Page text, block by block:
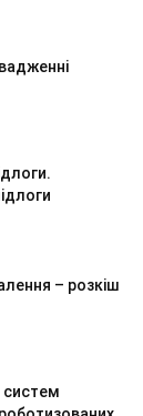
– розкіш
систем